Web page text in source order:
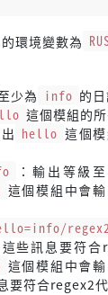
環境變數為
少為 info 的
這個模組的
hello 這個
：輸出等級
這個模組中會
些訊息要符
這個模組中會
要符合regex2